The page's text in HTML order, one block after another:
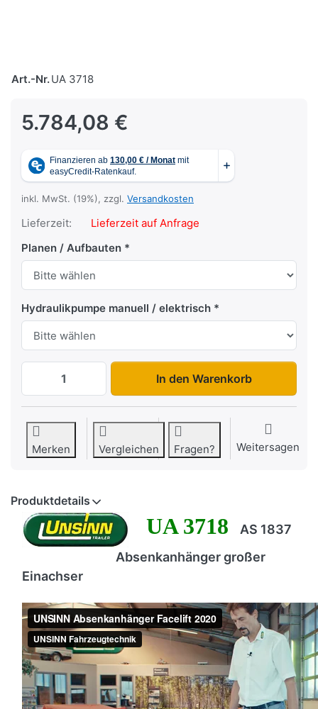
Art.-Nr.UA 3718
5.784,08 €
inkl. MwSt. (19%), zzgl. Versandkosten
Lieferzeit:
Lieferzeit auf Anfrage
Planen / Aufbauten
Hydraulikpumpe manuell / elektrisch
UA 3718 zu 5.784,08 €, Menge 1.
In den Warenkorb
Merken Vergleichen Fragen? Weitersagen
Produktdetails
UA 3718
AS 1837
Absenkanhänger großer
Einachser